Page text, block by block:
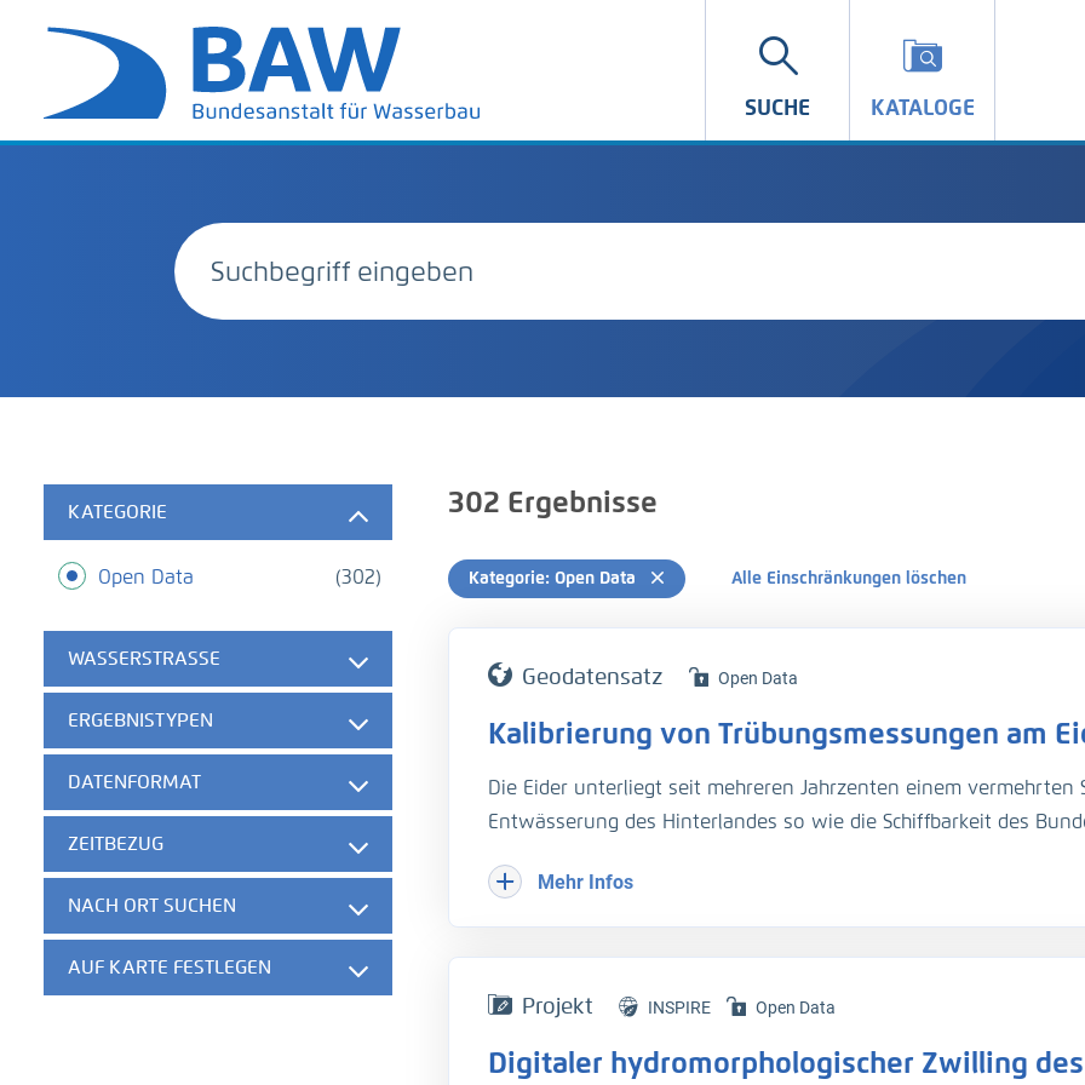
SUCHE KATALOGE
KATEGORIE
(302)
Open Data
WASSERSTRASSE
ERGEBNISTYPEN
DATENFORMAT
ZEITBEZUG
NACH ORT SUCHEN
AUF KARTE FESTLEGEN
302 Ergebnisse
Kategorie: Open Data Alle Einschränkungen löschen
Geodatensatz Open Data
Kalibrierung von Trübungsmessungen am
Die Eider unterliegt seit mehreren Jahrzenten einem vermehrten
Entwässerung des Hinterlandes so wie die Schiffbarkeit des
Herausforderungen in der Entwässerung des Hinterlandes führt.
geschaffen um Vorarbeiten zu leisten, welche die erforderlichen
der wasserwirtschaftlichen Anlagen im Einzugsgebiet der Eider
die Bundesanstalt für Wasserbau (BAW) mit der Erstellung einer
unter Berücksichtigung des Sedimentmanagements beauftragt.
hydrodynamisches numerisches (HN-) Modell der Tide- und
Mehr Infos
Projekt INSPIRE Open Data
Digitaler hydromorphologischer Zwilling